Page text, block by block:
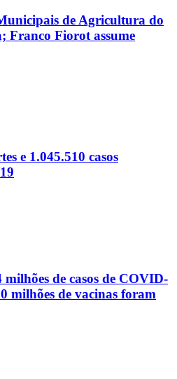
de Agricultura do
Franco Fiorot assume
e 1.045.510 casos
de casos de COVID-
milhões de vacinas foram